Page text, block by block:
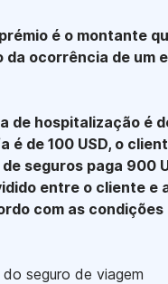
é o montante
da ocorrência de um
de hospitalização é
é de 100 USD, o
seguros paga 900
entre o cliente e
com as condições
seguro de viagem